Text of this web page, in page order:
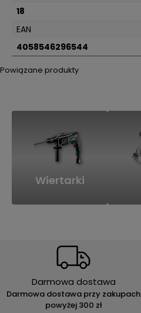
18
EAN
4058546296544
Powiązane produkty
Wiertarki
Darmowa dostawa
Darmowa dostawa przy zakupach
powyżej 300 zł